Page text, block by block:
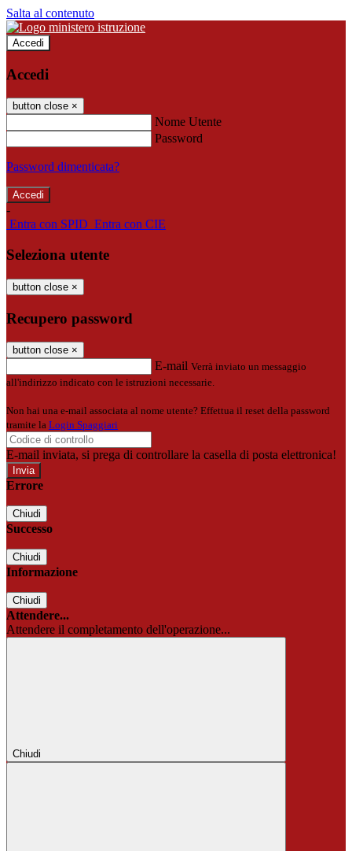
Salta al contenuto
Accedi
Accedi
button close ×
Nome Utente
Password
Password dimenticata?
-
Entra con SPID Entra con CIE
Seleziona utente
button close ×
Recupero password
button close ×
E-mail Verrà inviato un messaggio
all'indirizzo indicato con le istruzioni necessarie.
Non hai una e-mail associata al nome utente? Effettua il reset della password
tramite la Login Spaggiari
E-mail inviata, si prega di controllare la casella di posta elettronica!
Errore
Chiudi
Successo
Chiudi
Informazione
Chiudi
Attendere...
Attendere il completamento dell'operazione...
Chiudi